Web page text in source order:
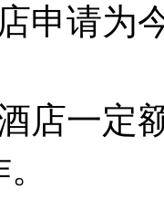
申请为
店一定